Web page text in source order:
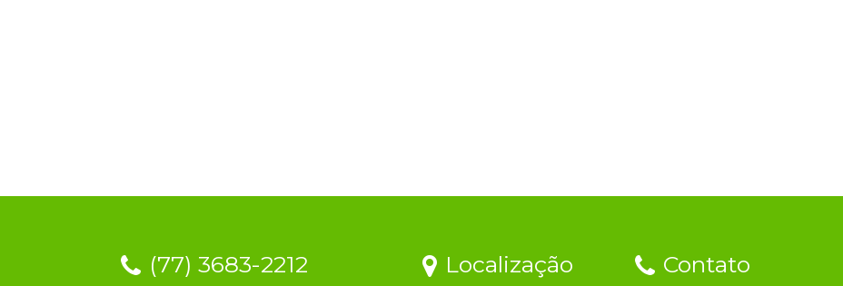
(77) 3683-2212 Localização Contato